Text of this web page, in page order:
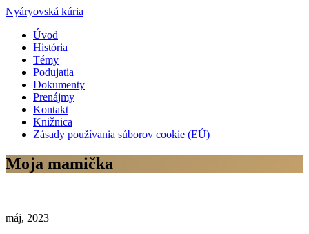
Nyáryovská kúria
Úvod
História
Témy
Podujatia
Dokumenty
Prenájmy
Kontakt
Knižnica
Zásady používania súborov cookie (EÚ)
Moja mamička
máj, 2023